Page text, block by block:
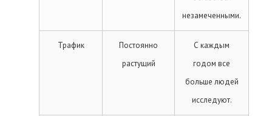
незамеченными.
Трафик
Постоянно
растущий
С каждым
годом все
больше людей
исследуют.